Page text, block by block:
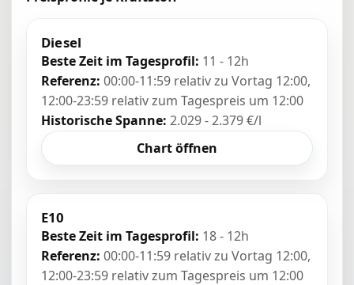
Diesel
Beste Zeit im Tagesprofil: 11 - 12h
Referenz: 00:00-11:59 relativ zu Vortag 12:00,
12:00-23:59 relativ zum Tagespreis um 12:00
Historische Spanne: 2.029 - 2.379 €/l
Chart öffnen
E10
Beste Zeit im Tagesprofil: 18 - 12h
Referenz: 00:00-11:59 relativ zu Vortag 12:00,
12:00-23:59 relativ zum Tagespreis um 12:00